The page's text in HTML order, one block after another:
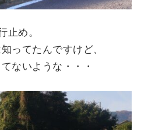
止め。
ってたんですけど、
ないような・・・